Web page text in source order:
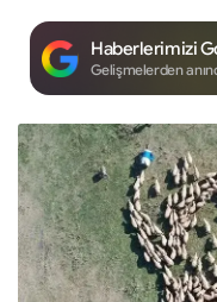
Haberlerimizi
Gelişmelerden